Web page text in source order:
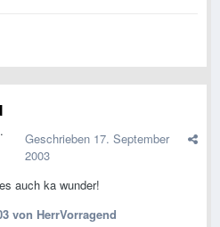
Geschrieben 17. September
2003
auch ka wunder!
von HerrVorragend